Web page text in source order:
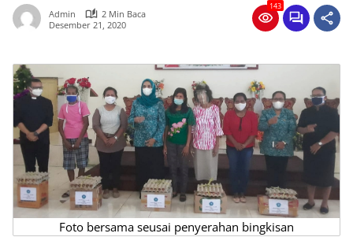
Admin
2 Min Baca
Desember 21, 2020
143
Foto bersama seusai penyerahan bingkisan